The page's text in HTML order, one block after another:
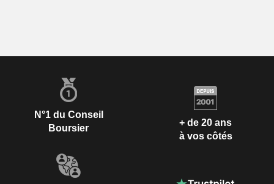
N°1 du Conseil
Boursier
+ de 20 ans
à vos côtés